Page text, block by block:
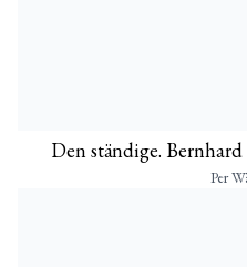
Den ständige.
Per